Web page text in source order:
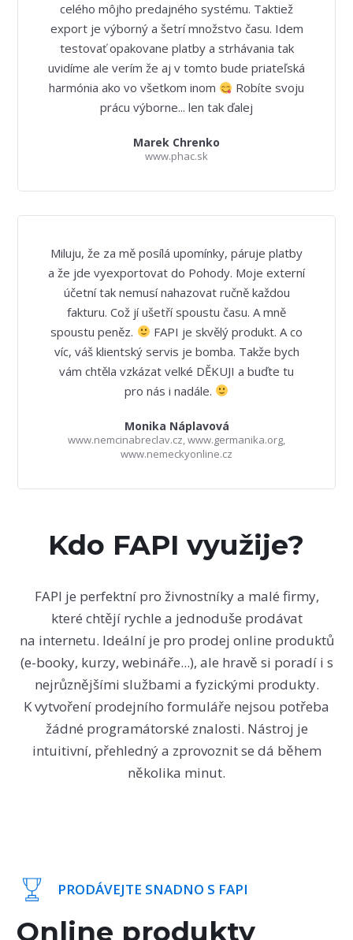
celého môjho predajného systému. Taktiež
export je výborný a šetrí množstvo času. Idem
testovať opakovane platby a strhávania tak
uvidíme ale verím že aj v tomto bude priateľská
harmónia ako vo všetkom inom
Robíte svoju
prácu výborne... len tak ďalej
Marek Chrenko
www.phac.sk
Miluju, že za mě posílá upomínky, páruje platby
a že jde vyexportovat do Pohody. Moje externí
účetní tak nemusí nahazovat ručně každou
fakturu. Což jí ušetří spoustu času. A mně
spoustu peněz.
FAPI je skvělý produkt. A co
víc, váš klientský servis je bomba. Takže bych
vám chtěla vzkázat velké DĚKUJI a buďte tu
pro nás i nadále.
Monika Náplavová
www.nemcinabreclav.cz, www.germanika.org,
www.nemeckyonline.cz
Kdo FAPI využije?
FAPI je perfektní pro živnostníky a malé firmy,
které chtějí rychle a jednoduše prodávat
na internetu. Ideální je pro prodej online produktů
(e-booky, kurzy, webináře...), ale hravě si poradí i s
nejrůznějšími službami a fyzickými produkty.
K vytvoření prodejního formuláře nejsou potřeba
žádné programátorské znalosti. Nástroj je
intuitivní, přehledný a zprovoznit se dá během
několika minut.
PRODÁVEJTE SNADNO S FAPI
Online produkty